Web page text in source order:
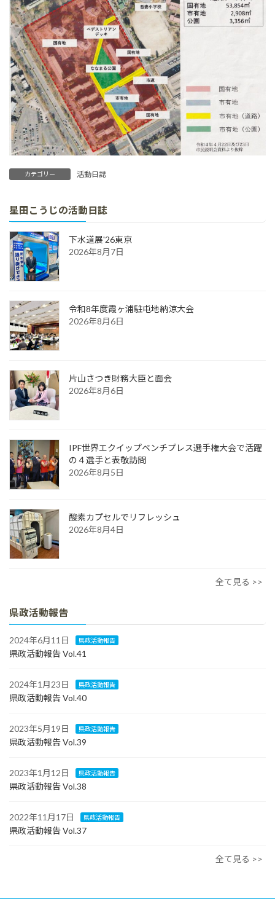
カテゴリー 活動日誌
星田こうじの活動日誌
下水道展'26東京
2026年8月7日
令和8年度霞ヶ浦駐屯地納涼大会
2026年8月6日
片山さつき財務大臣と面会
2026年8月6日
IPF世界エクイップベンチプレス選手権大会で活躍
の４選手と表敬訪問
2026年8月5日
酸素カプセルでリフレッシュ
2026年8月4日
全て見る >>
県政活動報告
2024年6月11日 県政活動報告
県政活動報告 Vol.41
2024年1月23日 県政活動報告
県政活動報告 Vol.40
2023年5月19日 県政活動報告
県政活動報告 Vol.39
2023年1月12日 県政活動報告
県政活動報告 Vol.38
2022年11月17日 県政活動報告
県政活動報告 Vol.37
全て見る >>